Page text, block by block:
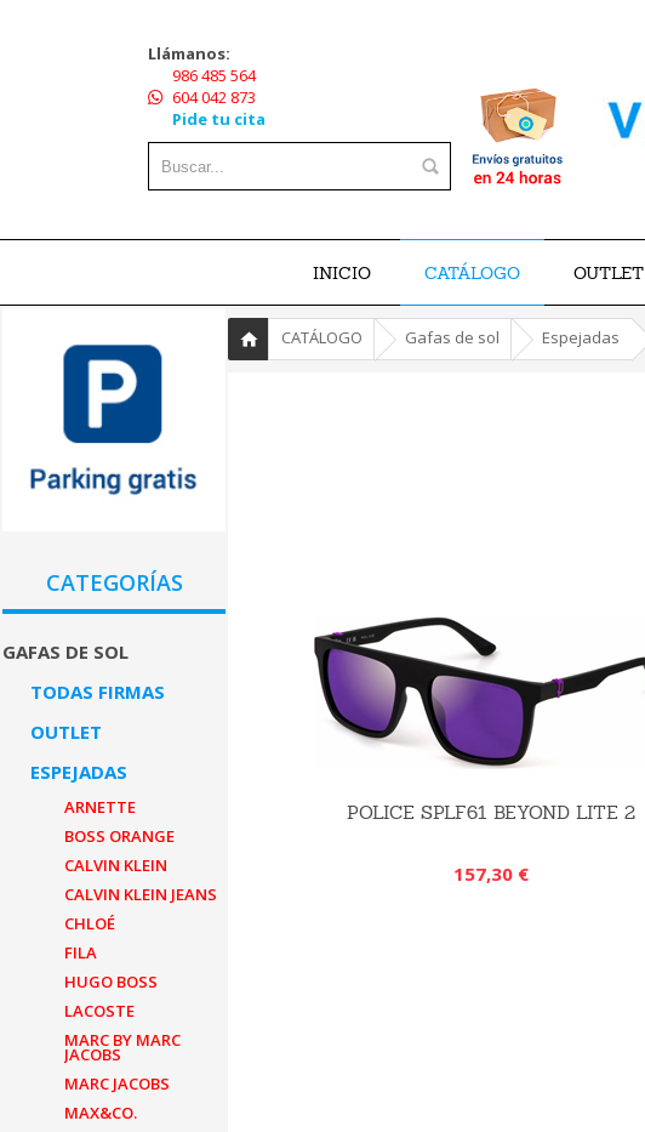
Llámanos:
986 485 564
604 042 873
Pide tu cita
INICIO CATÁLOGO OUTLET
CATEGORÍAS
GAFAS DE SOL
TODAS FIRMAS
OUTLET
ESPEJADAS
ARNETTE
BOSS ORANGE
CALVIN KLEIN
CALVIN KLEIN JEANS
CHLOÉ
FILA
HUGO BOSS
LACOSTE
MARC BY MARC
JACOBS
MARC JACOBS
MAX&CO.
»CATÁLOGO Gafas de sol Espejadas
POLICE SPLF61 BEYOND LITE 2
157,30 €